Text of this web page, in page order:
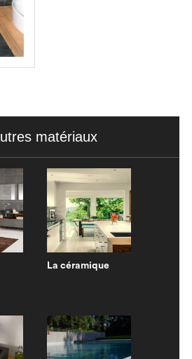
matériaux
La céramique